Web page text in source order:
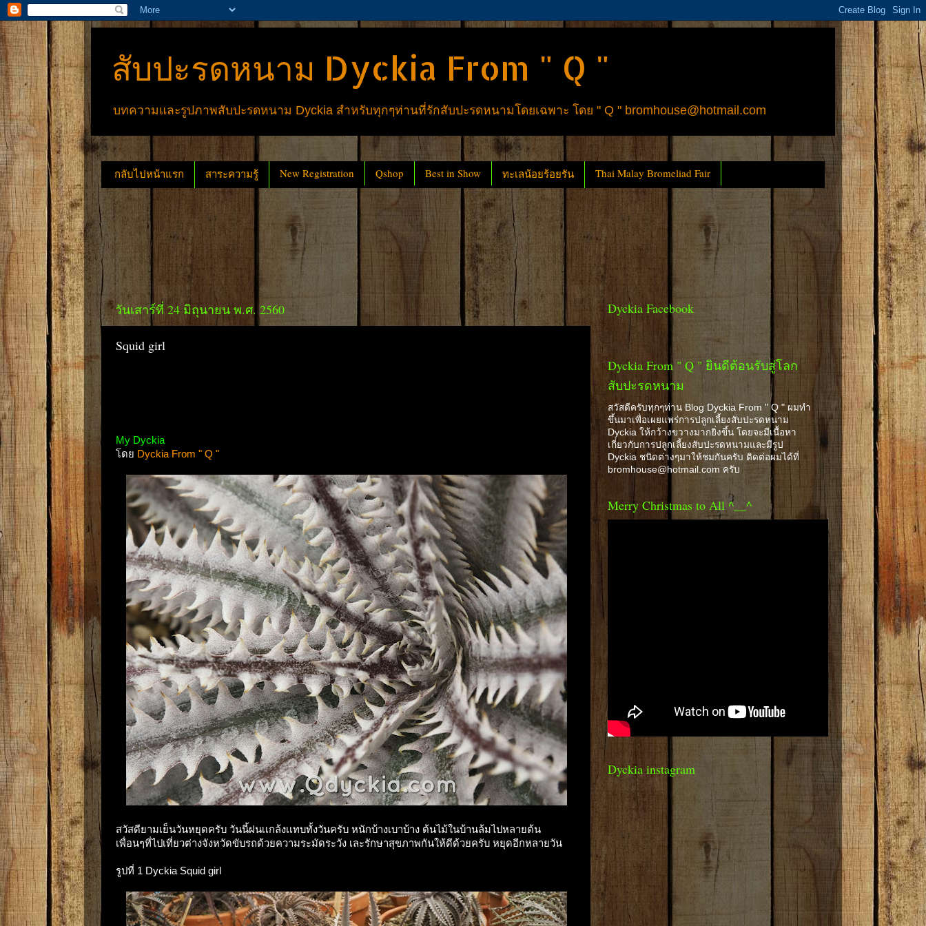
สับปะรดหนาม Dyckia From " Q "
บทความและรูปภาพสับปะรดหนาม Dyckia สำหรับทุกๆท่านที่รักสับปะรดหนามโดยเฉพาะ โดย " Q " bromhouse@hotmail.com
กลับไปหน้าแรก สาระความรู้ New Registration Qshop Best in Show ทะเลน้อยร้อยรัน Thai Malay Bromeliad Fair
วันเสาร์ที่ 24 มิถุนายน พ.ศ. 2560
Squid girl
My Dyckia
โดย Dyckia From " Q "
สวัสดียามเย็นวันหยุดครับ วันนี้ฝนเเกล้งเเทบทั้งวันครับ หนักบ้างเบาบ้าง ต้นไม้ในบ้านล้มไปหลายต้น
เพื่อนๆที่ไปเที่ยวต่างจังหวัดขับรถด้วยความระมัดระวัง เละรักษาสุขภาพกันให้ดีด้วยครับ หยุดอีกหลายวัน
รูปที่ 1 Dyckia Squid girl
Dyckia Facebook
Dyckia From " Q " ยินดีต้อนรับสู่โลก
สับปะรดหนาม
สวัสดีครับทุกๆท่าน Blog Dyckia From " Q " ผมทำ
ขึ้นมาเพื่อเผยแพร่การปลูกเลี้ยงสับปะรดหนาม
Dyckia ให้กว้างขวางมากยิ่งขึ้น โดยจะมีเนื้อหา
เกี่ยวกับการปลูกเลี้ยงสับปะรดหนามและมีรูป
Dyckia ชนิดต่างๆมาให้ชมกันครับ ติดต่อผมได้ที่
bromhouse@hotmail.com ครับ
Merry Christmas to All ^__^
Dyckia instagram